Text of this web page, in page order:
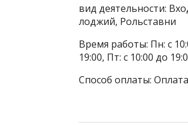
вид деятельности:
лоджий, Рольставни
Время работы: Пн: с
19:00, Пт: с 10:00 до
Способ оплаты: